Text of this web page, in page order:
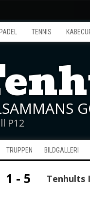
PADEL TENNIS
P12
TRUPPEN BILDGALLERI
1 - 5 Tenhults